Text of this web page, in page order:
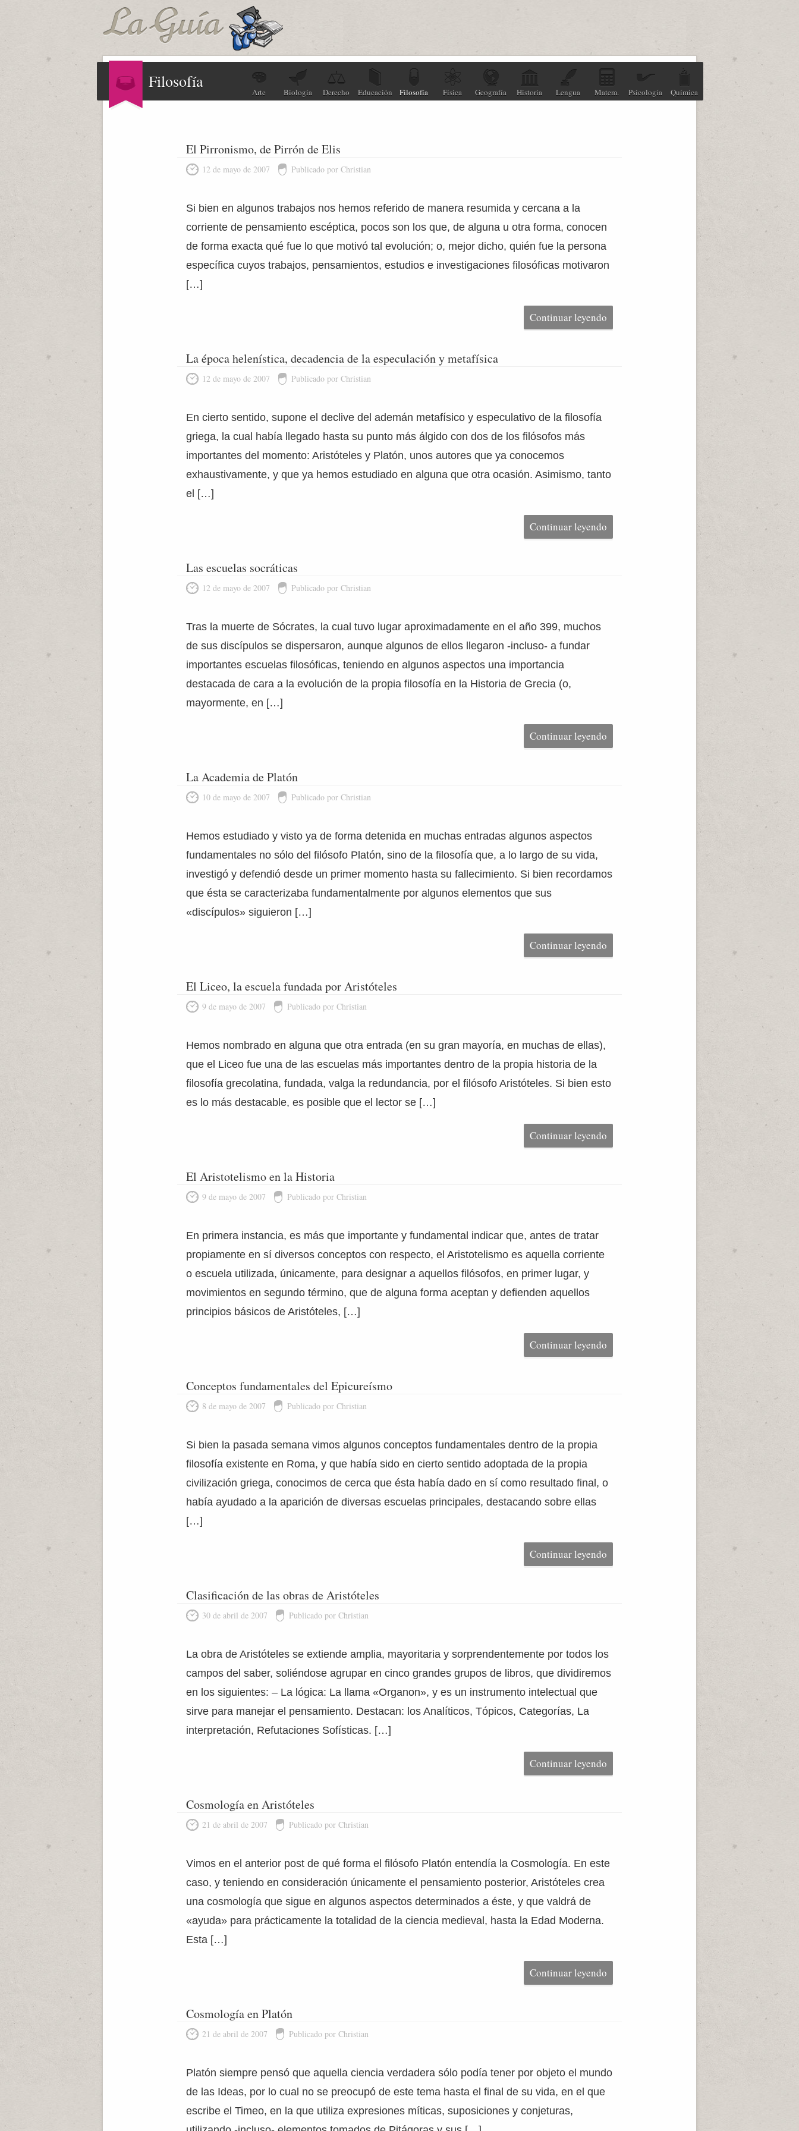
Filosofía
Arte Biología Derecho Educación Filosofía Física Geografía Historia Lengua Matem. Psicología Química
El Pirronismo, de Pirrón de Elis
12 de mayo de 2007 Publicado por Christian
Si bien en algunos trabajos nos hemos referido de manera resumida y cercana a la
corriente de pensamiento escéptica, pocos son los que, de alguna u otra forma, conocen
de forma exacta qué fue lo que motivó tal evolución; o, mejor dicho, quién fue la persona
específica cuyos trabajos, pensamientos, estudios e investigaciones filosóficas motivaron
[…]
Continuar leyendo
La época helenística, decadencia de la especulación y metafísica
12 de mayo de 2007 Publicado por Christian
En cierto sentido, supone el declive del ademán metafísico y especulativo de la filosofía
griega, la cual había llegado hasta su punto más álgido con dos de los filósofos más
importantes del momento: Aristóteles y Platón, unos autores que ya conocemos
exhaustivamente, y que ya hemos estudiado en alguna que otra ocasión. Asimismo, tanto
el […]
Continuar leyendo
Las escuelas socráticas
12 de mayo de 2007 Publicado por Christian
Tras la muerte de Sócrates, la cual tuvo lugar aproximadamente en el año 399, muchos
de sus discípulos se dispersaron, aunque algunos de ellos llegaron -incluso- a fundar
importantes escuelas filosóficas, teniendo en algunos aspectos una importancia
destacada de cara a la evolución de la propia filosofía en la Historia de Grecia (o,
mayormente, en […]
Continuar leyendo
La Academia de Platón
10 de mayo de 2007 Publicado por Christian
Hemos estudiado y visto ya de forma detenida en muchas entradas algunos aspectos
fundamentales no sólo del filósofo Platón, sino de la filosofía que, a lo largo de su vida,
investigó y defendió desde un primer momento hasta su fallecimiento. Si bien recordamos
que ésta se caracterizaba fundamentalmente por algunos elementos que sus
«discípulos» siguieron […]
Continuar leyendo
El Liceo, la escuela fundada por Aristóteles
9 de mayo de 2007 Publicado por Christian
Hemos nombrado en alguna que otra entrada (en su gran mayoría, en muchas de ellas),
que el Liceo fue una de las escuelas más importantes dentro de la propia historia de la
filosofía grecolatina, fundada, valga la redundancia, por el filósofo Aristóteles. Si bien esto
es lo más destacable, es posible que el lector se […]
Continuar leyendo
El Aristotelismo en la Historia
9 de mayo de 2007 Publicado por Christian
En primera instancia, es más que importante y fundamental indicar que, antes de tratar
propiamente en sí diversos conceptos con respecto, el Aristotelismo es aquella corriente
o escuela utilizada, únicamente, para designar a aquellos filósofos, en primer lugar, y
movimientos en segundo término, que de alguna forma aceptan y defienden aquellos
principios básicos de Aristóteles, […]
Continuar leyendo
Conceptos fundamentales del Epicureísmo
8 de mayo de 2007 Publicado por Christian
Si bien la pasada semana vimos algunos conceptos fundamentales dentro de la propia
filosofía existente en Roma, y que había sido en cierto sentido adoptada de la propia
civilización griega, conocimos de cerca que ésta había dado en sí como resultado final, o
había ayudado a la aparición de diversas escuelas principales, destacando sobre ellas
[…]
Continuar leyendo
Clasificación de las obras de Aristóteles
30 de abril de 2007 Publicado por Christian
La obra de Aristóteles se extiende amplia, mayoritaria y sorprendentemente por todos los
campos del saber, soliéndose agrupar en cinco grandes grupos de libros, que dividiremos
en los siguientes: – La lógica: La llama «Organon», y es un instrumento intelectual que
sirve para manejar el pensamiento. Destacan: los Analíticos, Tópicos, Categorías, La
interpretación, Refutaciones Sofísticas. […]
Continuar leyendo
Cosmología en Aristóteles
21 de abril de 2007 Publicado por Christian
Vimos en el anterior post de qué forma el filósofo Platón entendía la Cosmología. En este
caso, y teniendo en consideración únicamente el pensamiento posterior, Aristóteles crea
una cosmología que sigue en algunos aspectos determinados a éste, y que valdrá de
«ayuda» para prácticamente la totalidad de la ciencia medieval, hasta la Edad Moderna.
Esta […]
Continuar leyendo
Cosmología en Platón
21 de abril de 2007 Publicado por Christian
Platón siempre pensó que aquella ciencia verdadera sólo podía tener por objeto el mundo
de las Ideas, por lo cual no se preocupó de este tema hasta el final de su vida, en el que
escribe el Timeo, en la que utiliza expresiones míticas, suposiciones y conjeturas,